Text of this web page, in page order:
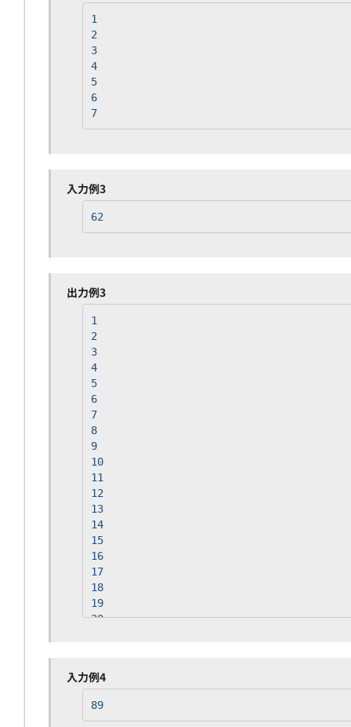
1
2
3
4
5
6
7
入力例3
62
出力例3
1
2
3
4
5
6
7
8
9
10
11
12
13
14
15
16
17
18
19
20
24
26
入力例4
89